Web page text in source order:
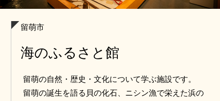
留萌市
海のふるさと館
留萌の自然・歴史・文化について学ぶ施設です。
留萌の誕生を語る貝の化石、ニシン漁で栄えた浜の